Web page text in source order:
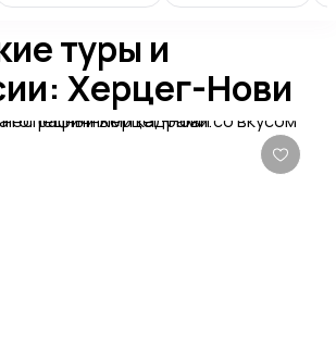
туры и
Херцег-Нови